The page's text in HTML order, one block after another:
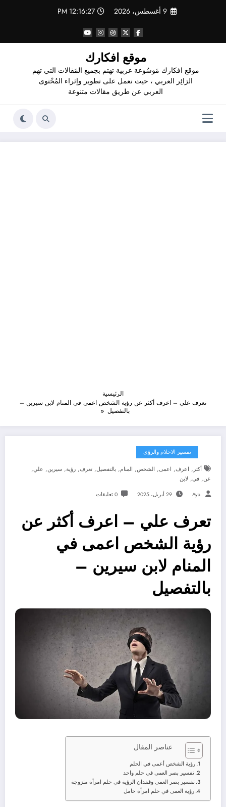
9 أغسطس، 2026 12:16:28 PM
موقع افكارك
موقع افكارك مَوسُوعة عربية تهتم بجميع المَقالات التي تهم
الزائِر العربي ، حيث نعمل على تطوير وإثراء المُحْتوى
العربي عن طريق مقالات متنوعة
الرئيسية
تعرف علي – اعرف أكثر عن رؤية الشخص اعمى في المنام لابن سيرين –
بالتفصيل
تفسير الاحلام والرؤى
أكثر , اعرف, اعمى, الشخص, المنام, بالتفصيل, تعرف, رؤية, سيرين, علي,
عن, في, لابن
Aya 29 أبريل، 2025 0 تعليقات
تعرف علي – اعرف أكثر عن
رؤية الشخص اعمى في
المنام لابن سيرين –
بالتفصيل
عناصر المقال
رؤية الشخص أعمى في الحلم
تفسير بصر العمى في حلم واحد
تفسير بصر العمى وفقدان الرؤية في حلم امرأة متزوجة
رؤية العمى في حلم امرأة حامل